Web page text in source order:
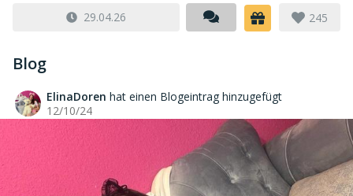
29.04.26 245
Blog
ElinaDoren hat einen Blogeintrag hinzugefügt
12/10/24